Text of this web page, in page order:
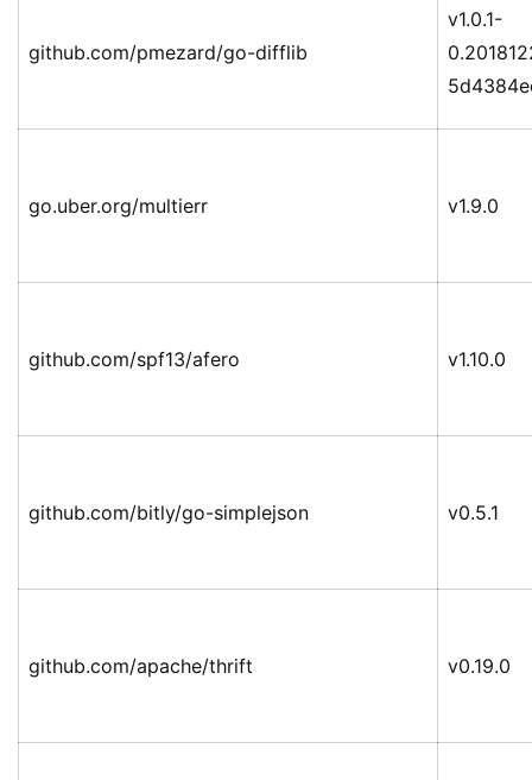
github.com/pmezard/go-difflib
v1.0.1-
go.uber.org/multierr v1.9.0
github.com/spf13/afero v1.10.0
github.com/bitly/go-simplejson v0.5.1
github.com/apache/thrift v0.19.0